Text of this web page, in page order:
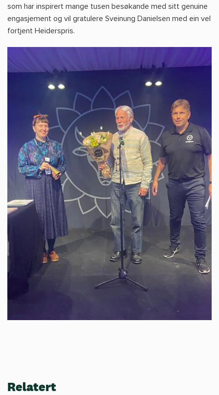
som har inspirert mange tusen besøkande med sitt genuine
engasjement og vil gratulere Sveinung Danielsen med ein vel
fortjent Heiderspris.
Relatert